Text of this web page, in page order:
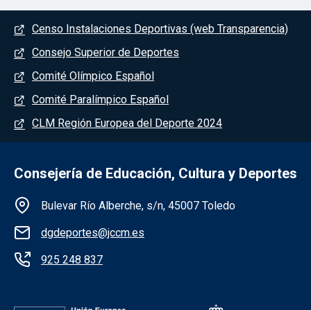
Menú del pie
Censo Instalaciones Deportivas (web Transparencia)
Consejo Superior de Deportes
Comité Olímpico Español
Comité Paralímpico Español
CLM Región Europea del Deporte 2024
Consejería de Educación, Cultura y Deportes
Información de la institución
Bulevar Río Alberche, s/n, 45007 Toledo
dgdeportes@jccm.es
925 248 837